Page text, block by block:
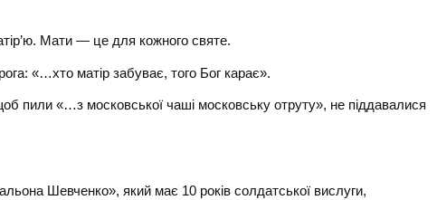
Мати — це для кожного святе.
«…хто матір забуває, того Бог карає».
пили «…з московської чаші московську отруту», не піддавалися
Шевченко», який має 10 років солдатської вислуги,